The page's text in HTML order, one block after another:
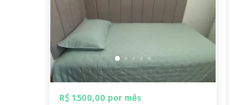
R$ 1.500,00 por mês